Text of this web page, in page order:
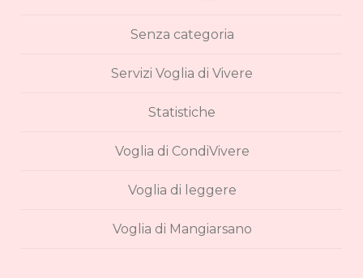
Senza categoria
Servizi Voglia di Vivere
Statistiche
Voglia di CondiVivere
Voglia di leggere
Voglia di Mangiarsano